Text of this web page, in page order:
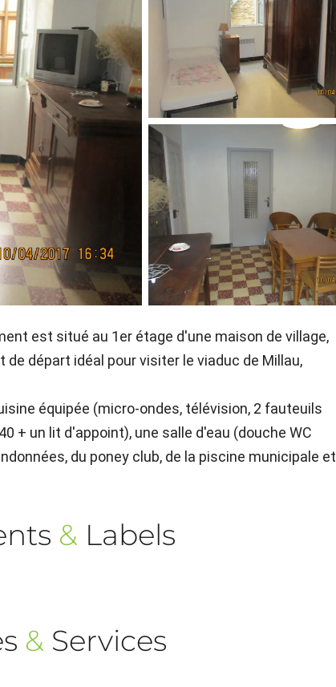
est situé au 1er étage d'une maison de village,
départ idéal pour visiter le viaduc de Millau,
équipée (micro-ondes, télévision, 2 fauteuils
+ un lit d'appoint), une salle d'eau (douche WC
du poney club, de la piscine municipale et
& Labels
& Services